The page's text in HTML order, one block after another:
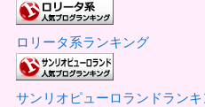
ロリータ系ランキング
サンリオピューロランドランキ